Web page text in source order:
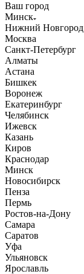
Ваш город
Минск
Нижний Новгород
Москва
Санкт-Петербург
Алматы
Астана
Бишкек
Воронеж
Екатеринбург
Челябинск
Ижевск
Казань
Киров
Краснодар
Минск
Новосибирск
Пенза
Пермь
Ростов-на-Дону
Самара
Саратов
Уфа
Ульяновск
Ярославль